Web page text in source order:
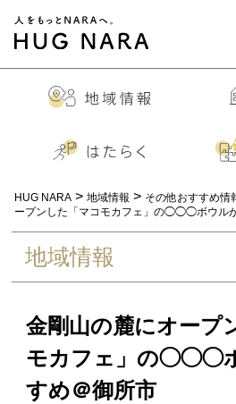
HUG NARA > 地域情報 > その他おすすめ情
ープンした「マコモカフェ」の◯◯◯ボウル
地域情報
金剛山の麓にオープ
モカフェ」の◯◯◯
すめ＠御所市